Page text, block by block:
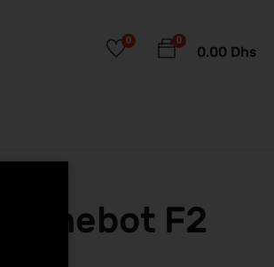
0
0.00 Dhs
0
F2